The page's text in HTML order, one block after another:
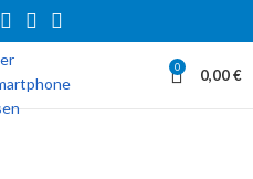
0 0,00€